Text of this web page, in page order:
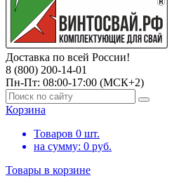
Доставка по всей России!
8 (800) 200-14-01
Пн-Пт: 08:00-17:00 (МСК+2)
Корзина
Товаров 0 шт.
на сумму: 0 руб.
Товары в корзине